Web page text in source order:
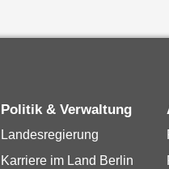
Politik & Verwaltung
Landesregierung
Karriere im Land Berlin